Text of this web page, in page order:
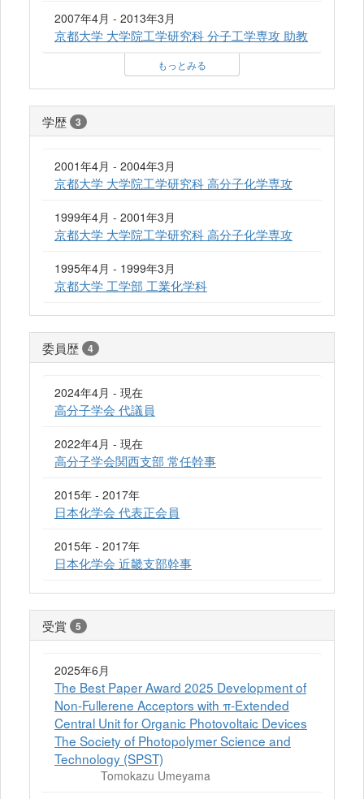
2007年4月 - 2013年3月
京都大学 大学院工学研究科 分子工学専攻 助教
もっとみる
学歴 3
2001年4月 - 2004年3月
京都大学 大学院工学研究科 高分子化学専攻
1999年4月 - 2001年3月
京都大学 大学院工学研究科 高分子化学専攻
1995年4月 - 1999年3月
京都大学 工学部 工業化学科
委員歴 4
2024年4月 - 現在
高分子学会 代議員
2022年4月 - 現在
高分子学会関西支部 常任幹事
2015年 - 2017年
日本化学会 代表正会員
2015年 - 2017年
日本化学会 近畿支部幹事
受賞 5
2025年6月
The Best Paper Award 2025 Development of
Non-Fullerene Acceptors with π-Extended
Central Unit for Organic Photovoltaic Devices
The Society of Photopolymer Science and
Technology (SPST)
Tomokazu Umeyama